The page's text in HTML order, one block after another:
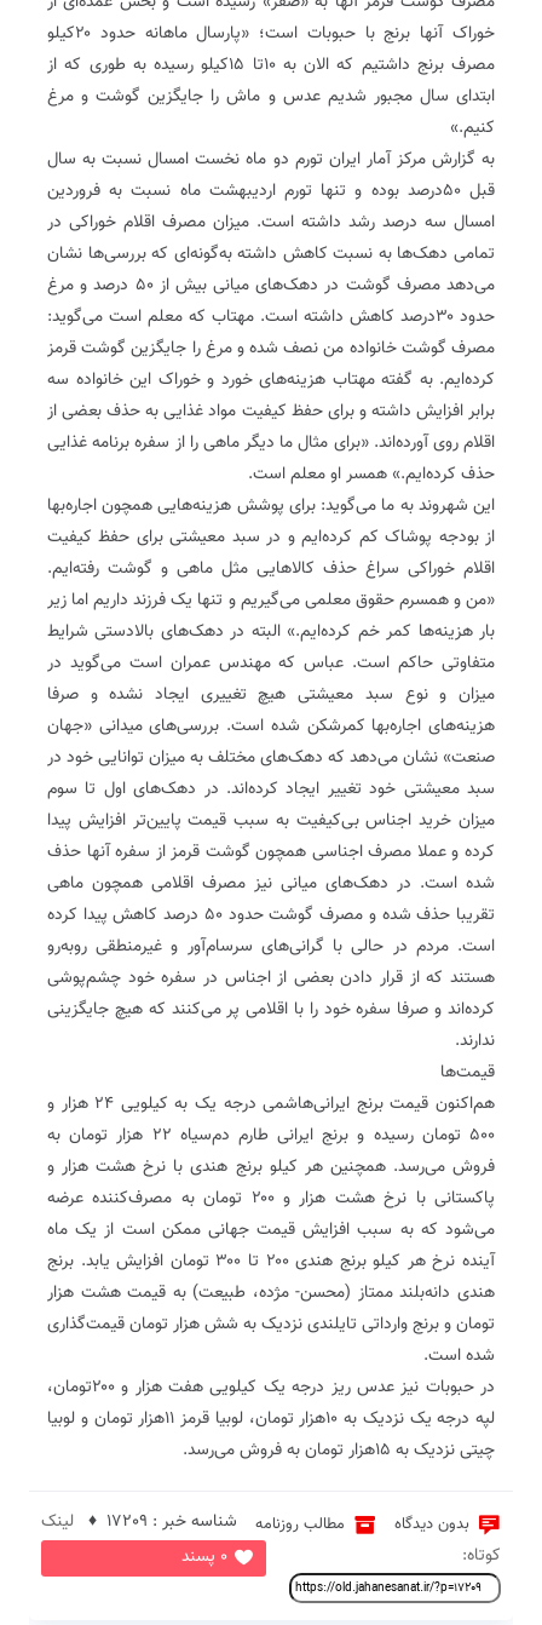
خوراک آنها برنج با حبوبات است؛ «پارسال ماهانه حدود ۲۰کیلو
مصرف برنج داشتیم که الان به ۱۰تا ۱۵کیلو رسیده به طوری که از
ابتدای سال مجبور شدیم عدس و ماش را جایگزین گوشت و مرغ
کنیم‌.»
به گزارش مرکز آمار ایران تورم دو ماه نخست امسال نسبت به سال
قبل ۵۰درصد بوده و تنها تورم اردیبهشت ماه نسبت به فروردین
امسال سه درصد رشد داشته است‌‌. میزان مصرف اقلام خوراکی در
تمامی دهک‌ها به نسبت کاهش داشته به‌گونه‌ای که بررسی‌ها نشان
می‌دهد مصرف گوشت در دهک‌های میانی بیش از ۵۰ درصد و مرغ
حدود ۳۰درصد کاهش داشته است‌‌. مهتاب که معلم است می‌گوید:
مصرف گوشت خانواده من نصف شده و مرغ را جایگزین گوشت قرمز
کرده‌ایم‌‌. به گفته مهتاب هزینه‌های خورد و خوراک این خانواده سه
برابر افزایش داشته و برای حفظ کیفیت مواد غذایی به حذف بعضی از
اقلام روی آورده‌اند. «برای مثال ما دیگر ماهی را از سفره برنامه غذایی
حذف کرده‌ایم.» همسر او معلم است‌‌.
این شهروند به ما می‌گوید: برای پوشش هزینه‌هایی همچون اجاره‌بها
از بودجه پوشاک کم کرده‌ایم و در سبد معیشتی برای حفظ کیفیت
اقلام خوراکی سراغ حذف کالاهایی مثل ماهی و گوشت رفته‌ایم.
«من و همسرم حقوق معلمی می‌گیریم و تنها یک فرزند داریم اما زیر
بار هزینه‌ها کمر خم کرده‌ایم.» البته در دهک‌های بالادستی شرایط
متفاوتی حاکم است‌‌. عباس که مهندس عمران است می‌گوید در
میزان و نوع سبد معیشتی هیچ تغییری ایجاد نشده و صرفا
هزینه‌های اجاره‌بها کمرشکن شده است. بررسی‌های میدانی «جهان
صنعت» نشان می‌دهد که دهک‌های مختلف به میزان توانایی خود در
سبد معیشتی خود تغییر ایجاد کرده‌اند. در دهک‌های اول تا سوم
میزان خرید اجناس بی‌کیفیت به سبب قیمت پایین‌تر افزایش پیدا
کرده و عملا مصرف اجناسی همچون گوشت قرمز از سفره آنها حذف
شده است‌‌. در دهک‌های میانی نیز مصرف اقلامی همچون ماهی
تقریبا حذف شده و مصرف گوشت حدود ۵۰ درصد کاهش پیدا کرده
است‌‌. مردم در حالی با گرانی‌های سرسام‌آور و غیرمنطقی روبه‌رو
هستند که از قرار دادن بعضی از اجناس در سفره خود چشم‌پوشی
کرده‌اند و صرفا سفره خود را با اقلامی پر می‌کنند که هیچ جایگزینی
ندارند‌‌.
قیمت‌ها
هم‌اکنون قیمت برنج ایرانی‌هاشمی درجه یک به کیلویی ۲۴ هزار و
۵۰۰ تومان رسیده و برنج ایرانی طارم دم‌سیاه ۲۲ هزار تومان به
فروش می‌رسد‌‌. همچنین هر کیلو برنج هندی با نرخ هشت هزار و
پاکستانی با نرخ هشت هزار و ۲۰۰ تومان به مصرف‌کننده عرضه
می‌شود که به سبب افزایش قیمت جهانی ممکن است از یک ماه
آینده نرخ هر کیلو برنج هندی ۲۰۰ تا ۳۰۰ تومان افزایش یابد‌‌. برنج
هندی دانه‌بلند ممتاز (محسن- مژده، طبیعت) به قیمت هشت هزار
تومان و برنج وارداتی تایلندی نزدیک به شش هزار تومان قیمت‌گذاری
شده است‌‌.
در حبوبات نیز عدس ریز درجه یک کیلویی هفت هزار و ۲۰۰تومان،
لپه درجه یک نزدیک به ۱۰هزار تومان، لوبیا قرمز ۱۱هزار تومان و لوبیا
چیتی نزدیک به ۱۵هزار تومان به فروش می‌رسد‌‌.
بدون دیدگاه مطالب روزنامه
0 پسند
شناسه خبر : 17209 ♦
لینک
کوتاه: